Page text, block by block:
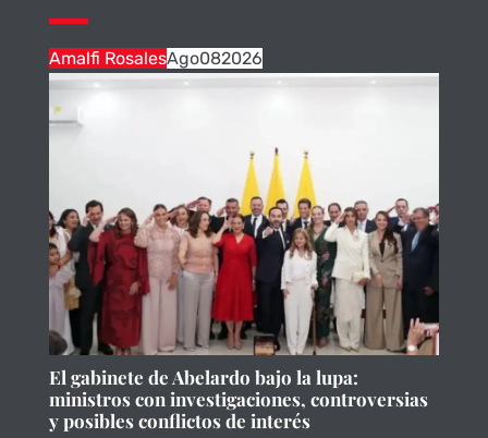
Amalfi RosalesAgo082026
El gabinete de Abelardo bajo la lupa:
ministros con investigaciones, controversias
y posibles conflictos de interés